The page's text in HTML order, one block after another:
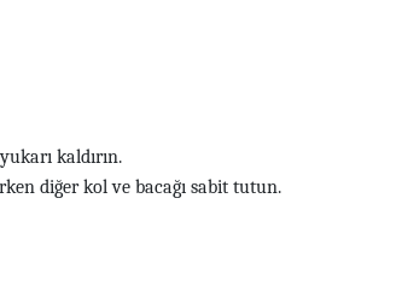
kaldırın.
diğer kol ve bacağı sabit tutun.